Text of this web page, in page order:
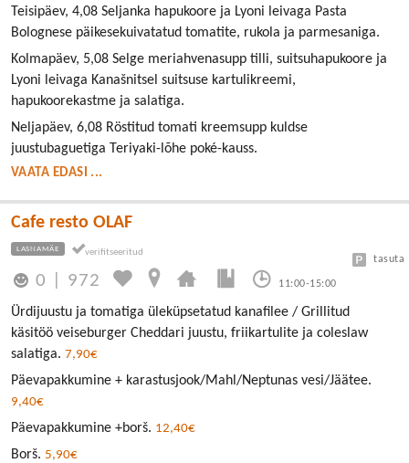
Teisipäev, 4,08 Seljanka hapukoore ja Lyoni leivaga Pasta
Bolognese päikesekuivatatud tomatite, rukola ja parmesaniga.
Kolmapäev, 5,08 Selge meriahvenasupp tilli, suitsuhapukoore ja
Lyoni leivaga Kanašnitsel suitsuse kartulikreemi,
hapukoorekastme ja salatiga.
Neljapäev, 6,08 Röstitud tomati kreemsupp kuldse
juustubaguetiga Teriyaki-lõhe poké-kauss.
VAATA EDASI ...
Cafe resto OLAF
LASNAMÄE
0 972 11:00-15:00
tasuta
Ürdijuustu ja tomatiga üleküpsetatud kanafilee / Grillitud
käsitöö veiseburger Cheddari juustu, friikartulite ja coleslaw
salatiga. 7,90€
Päevapakkumine + karastusjook/Mahl/Neptunas vesi/Jäätee.
9,40€
Päevapakkumine +borš. 12,40€
Borš. 5,90€